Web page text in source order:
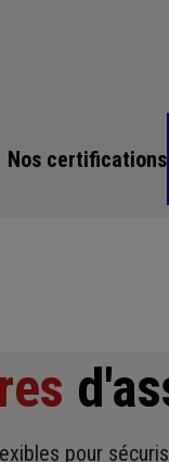
Nos certifications
pour